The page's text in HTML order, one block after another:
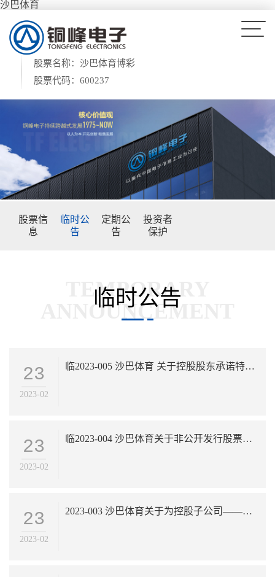
沙巴体育
股票名称：沙巴体育博彩
股票代码：600237
股票信
息
临时公
告
定期公
告
投资者
保护
临时公告
23
2023-02
临2023-005 沙巴体育 关于控股股东承诺特定期间不减持股份的公告
23
2023-02
临2023-004 沙巴体育关于非公开发行股票申请文件反馈意见回复的公告
23
2023-02
2023-003 沙巴体育关于为控股子公司——铜陵市峰华电子有限公司提供担保的进展公告